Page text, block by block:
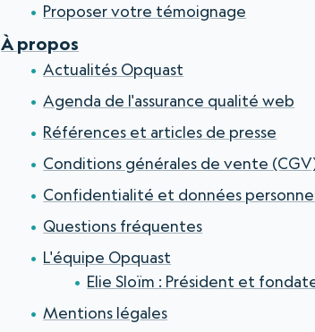
Proposer votre témoignage
À propos
Actualités Opquast
Agenda de l'assurance qualité web
Références et articles de presse
Conditions générales de vente
Confidentialité et données
Questions fréquentes
L'équipe Opquast
Elie Sloïm : Président et
Mentions légales